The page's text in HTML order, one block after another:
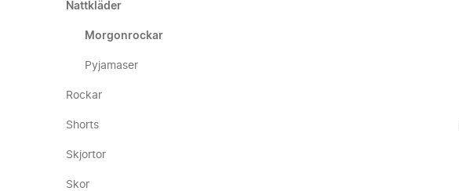
Nattkläder
Morgonrockar
Pyjamaser
Rockar
Shorts
Skjortor
Skor